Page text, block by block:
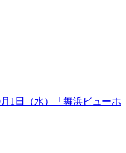
1日（水）「舞浜ビューホ